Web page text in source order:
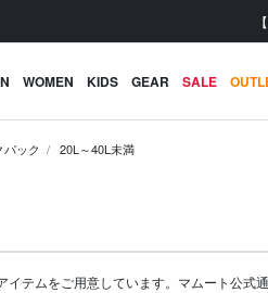
WOMEN KIDS GEAR SALE
パック 20L～40L未満
テムをご用意しています。マムート公式